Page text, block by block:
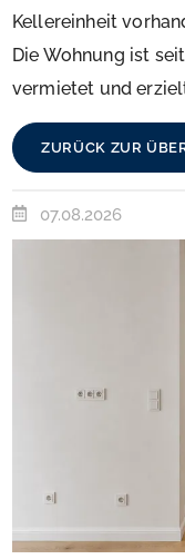
Kellereinheit
Die Wohnung ist
vermietet und
ZURÜCK ZUR
07.08.2026